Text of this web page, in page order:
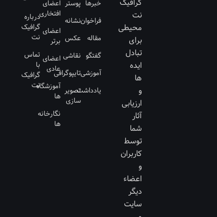
نت
محیطی
برای
تبادل
ایده
ها
و
ارزیابی
آثار
شما
توسط
کاربران
و
اعضاء
دیگر
سایت
خبرها
فراخوان
مقاله
گفتگو
آموزشی
یادداشت
پوستر
نشانه
عکس
نقاشی
تایپوگرافی
تصویر
سازی
اعضای
افتخاری
اعضای
برتر
اعضای
عادی
آموزشگاه
ها
نگارخانه
ها
درباره
گرافیک
نت
تماس
با
گرافیک
نت